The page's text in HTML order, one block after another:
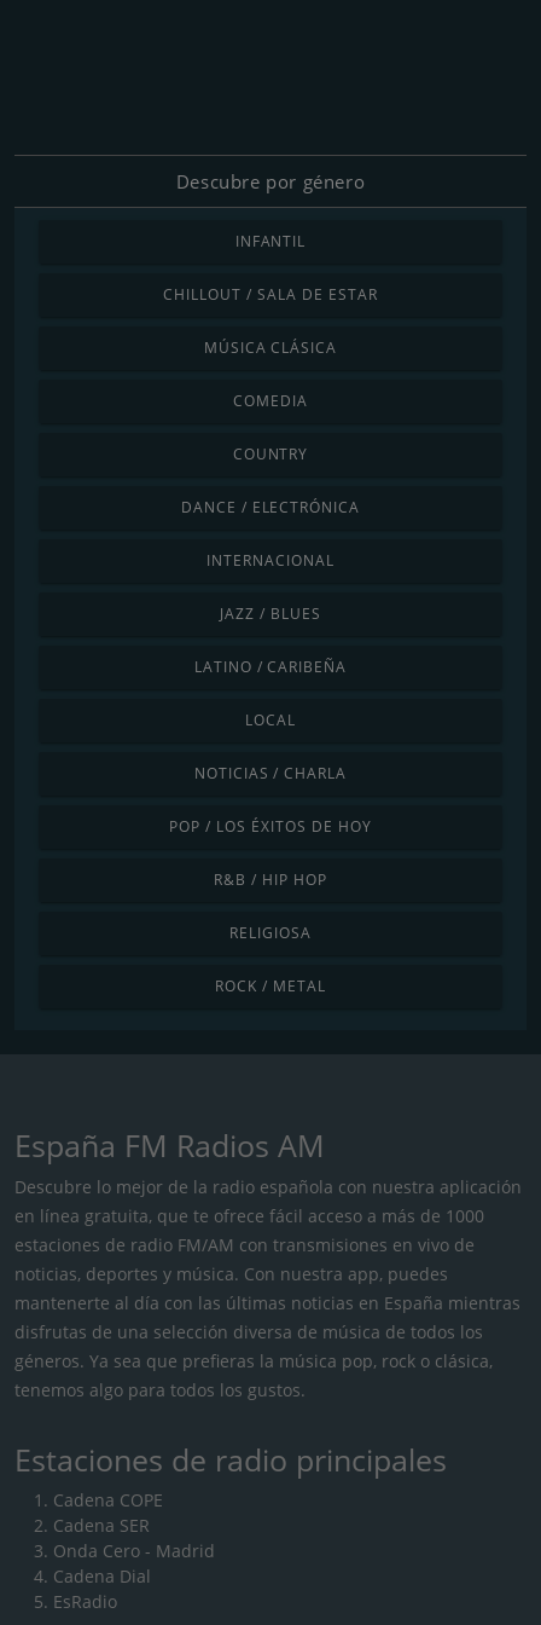
Descubre por género
INFANTIL
CHILLOUT / SALA DE ESTAR
MÚSICA CLÁSICA
COMEDIA
COUNTRY
DANCE / ELECTRÓNICA
INTERNACIONAL
JAZZ / BLUES
LATINO / CARIBEÑA
LOCAL
NOTICIAS / CHARLA
POP / LOS ÉXITOS DE HOY
R&B / HIP HOP
RELIGIOSA
ROCK / METAL
España FM Radios AM
Descubre lo mejor de la radio española con nuestra aplicación
en línea gratuita, que te ofrece fácil acceso a más de 1000
estaciones de radio FM/AM con transmisiones en vivo de
noticias, deportes y música. Con nuestra app, puedes
mantenerte al día con las últimas noticias en España mientras
disfrutas de una selección diversa de música de todos los
géneros. Ya sea que prefieras la música pop, rock o clásica,
tenemos algo para todos los gustos.
Estaciones de radio principales
Cadena COPE
Cadena SER
Onda Cero - Madrid
Cadena Dial
EsRadio